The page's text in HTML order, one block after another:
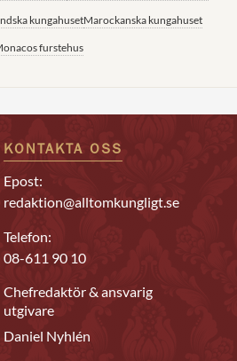
kungahusetMarockanska kungahuset
furstehus
KONTAKTA OSS
Epost:
redaktion@alltomkungligt.se
Telefon:
08-611 90 10
Chefredaktör & ansvarig
utgivare
Daniel Nyhlén